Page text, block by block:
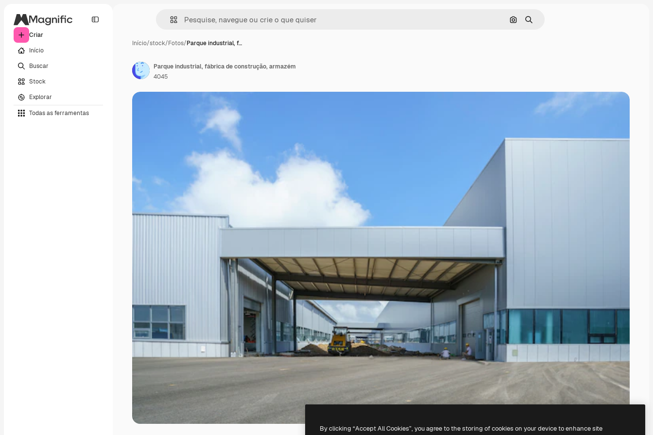
Criar
Início
Buscar
Stock
Explorar
Todas as ferramentas
Pesquisar por imagem
Buscar
Início/stock/Fotos/Parque industrial, f…
Parque industrial, fábrica de construção, armazém
4045
By clicking “Accept All Cookies”, you agree to the storing of cookies on your device to enhance site